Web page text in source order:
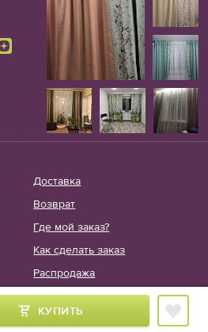
КУПИТЬ
Доставка
Возврат
Где мой заказ?
Как сделать заказ
Распродажа
Акции